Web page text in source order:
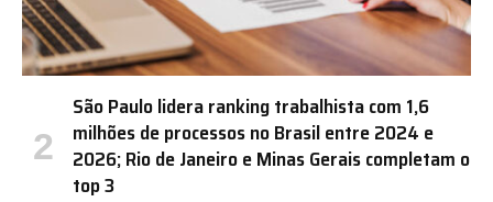
São Paulo lidera ranking trabalhista com 1,6
milhões de processos no Brasil entre 2024 e
2026; Rio de Janeiro e Minas Gerais completam o
top 3